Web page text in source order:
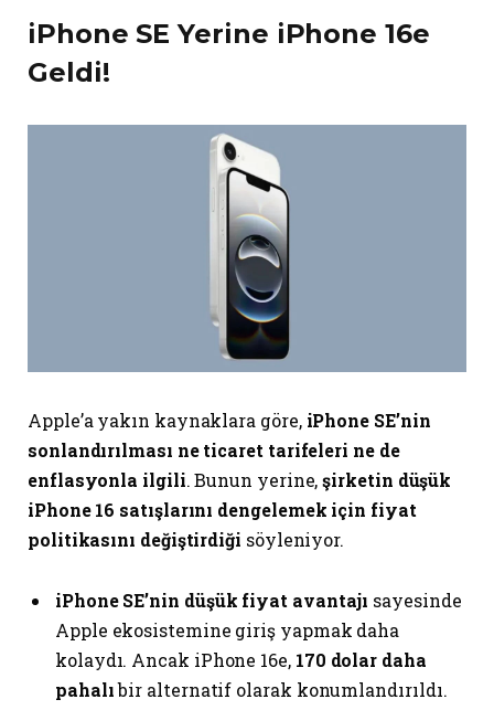
iPhone SE Yerine iPhone 16e
Geldi!
Apple’a yakın kaynaklara göre, iPhone SE’nin
sonlandırılması ne ticaret tarifeleri ne de
enflasyonla ilgili. Bunun yerine,şirketin düşük
iPhone 16 satışlarını dengelemek için fiyat
politikasını değiştirdiği söyleniyor.
iPhone SE’nin düşük fiyat avantajı sayesinde
Apple ekosistemine giriş yapmak daha
kolaydı. Ancak iPhone 16e, 170 dolar daha
pahalıbir alternatif olarak konumlandırıldı.